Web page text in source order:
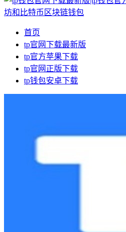
首页
tp官网下载最新版
tp官方苹果下载
tp官网正版下载
tp钱包安卓下载